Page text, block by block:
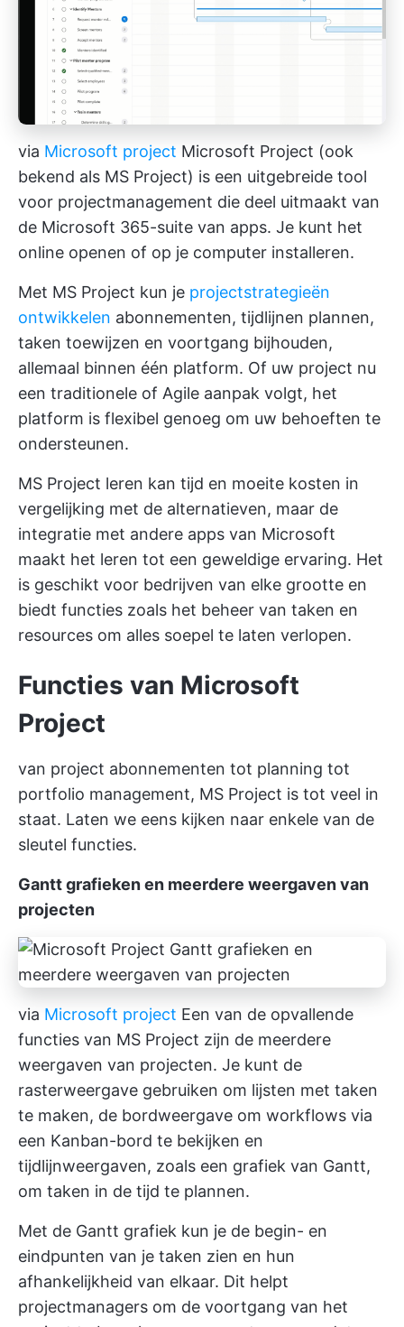
via Microsoft project Microsoft Project (ook
bekend als MS Project) is een uitgebreide tool
voor projectmanagement die deel uitmaakt van
de Microsoft 365-suite van apps. Je kunt het
online openen of op je computer installeren.
Met MS Project kun je projectstrategieën
ontwikkelen abonnementen, tijdlijnen plannen,
taken toewijzen en voortgang bijhouden,
allemaal binnen één platform. Of uw project nu
een traditionele of Agile aanpak volgt, het
platform is flexibel genoeg om uw behoeften te
ondersteunen.
MS Project leren kan tijd en moeite kosten in
vergelijking met de alternatieven, maar de
integratie met andere apps van Microsoft
maakt het leren tot een geweldige ervaring. Het
is geschikt voor bedrijven van elke grootte en
biedt functies zoals het beheer van taken en
resources om alles soepel te laten verlopen.
Functies van Microsoft
Project
van project abonnementen tot planning tot
portfolio management, MS Project is tot veel in
staat. Laten we eens kijken naar enkele van de
sleutel functies.
Gantt grafieken en meerdere weergaven van
projecten
via Microsoft project Een van de opvallende
functies van MS Project zijn de meerdere
weergaven van projecten. Je kunt de
rasterweergave gebruiken om lijsten met taken
te maken, de bordweergave om workflows via
een Kanban-bord te bekijken en
tijdlijnweergaven, zoals een grafiek van Gantt,
om taken in de tijd te plannen.
Met de Gantt grafiek kun je de begin- en
eindpunten van je taken zien en hun
afhankelijkheid van elkaar. Dit helpt
projectmanagers om de voortgang van het